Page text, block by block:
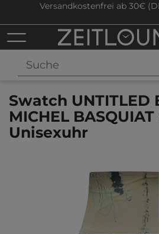
Versandkostenfrei ab 30€
Swatch UNTITLED
MICHEL BASQUIAT
Unisexuhr